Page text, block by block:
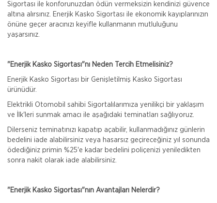
Sigortası ile konforunuzdan ödün vermeksizin kendinizi güvence
altına alırsınız. Enerjik Kasko Sigortası ile ekonomik kayıplarınızın
önüne geçer aracınızı keyifle kullanmanın mutluluğunu
yaşarsınız.
"Enerjik Kasko Sigortası"nı Neden Tercih Etmelisiniz?
Enerjik Kasko Sigortası bir Genişletilmiş Kasko Sigortası
ürünüdür.
Elektrikli Otomobil sahibi Sigortalılarımıza yenilikçi bir yaklaşım
ve İlk'leri sunmak amacı ile aşağıdaki teminatları sağlıyoruz.
Dilerseniz teminatınızı kapatıp açabilir, kullanmadığınız günlerin
bedelini iade alabilirsiniz veya hasarsız geçireceğiniz yıl sonunda
ödediğiniz primin %25'e kadar bedelini poliçenizi yeniledikten
sonra nakit olarak iade alabilirsiniz.
"Enerjik Kasko Sigortası"nın Avantajları Nelerdir?